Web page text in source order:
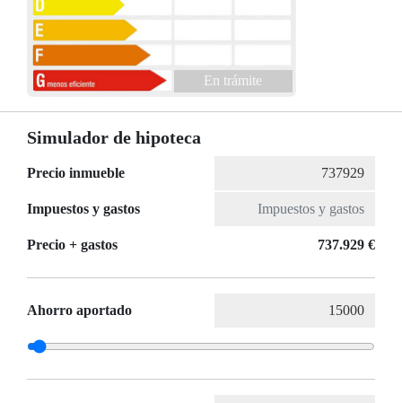
En trámite
Simulador de hipoteca
Precio inmueble
Impuestos y gastos
Precio + gastos 737.929 €
Ahorro aportado